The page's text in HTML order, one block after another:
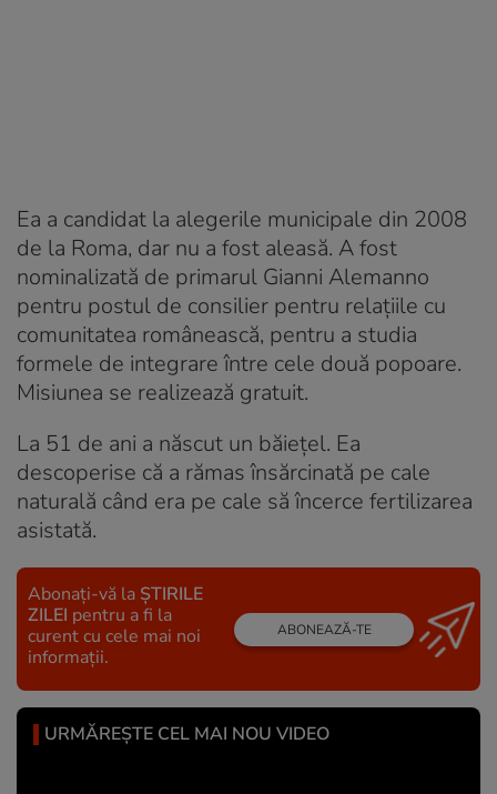
Ea a candidat la alegerile municipale din 2008
de la Roma, dar nu a fost aleasă. A fost
nominalizată de primarul Gianni Alemanno
pentru postul de consilier pentru relațiile cu
comunitatea românească, pentru a studia
formele de integrare între cele două popoare.
Misiunea se realizează gratuit.
La 51 de ani a născut un băiețel. Ea
descoperise că a rămas însărcinată pe cale
naturală când era pe cale să încerce fertilizarea
asistată.
Abonați-vă la ȘTIRILE
ZILEI pentru a fi la
curent cu cele mai noi
informații.
ABONEAZĂ-TE
URMĂREȘTE CEL MAI NOU VIDEO